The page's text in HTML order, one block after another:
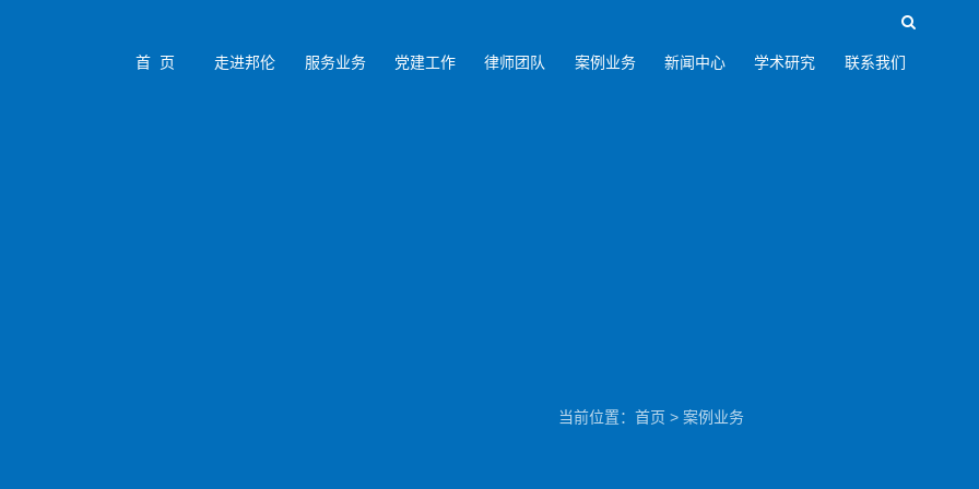
首 页 走进邦伦 服务业务 党建工作 律师团队 案例业务 新闻中心 学术研究 联系我们
当前位置： 首页 > 案例业务